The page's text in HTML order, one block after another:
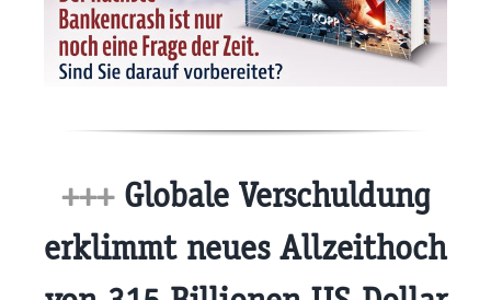
+++Globale Verschuldung
erklimmt neues Allzeithoch